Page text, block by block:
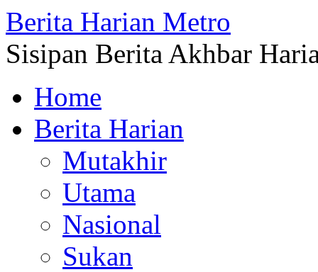
Berita Harian Metro
Sisipan Berita Akhbar
Home
Berita Harian
Mutakhir
Utama
Nasional
Sukan